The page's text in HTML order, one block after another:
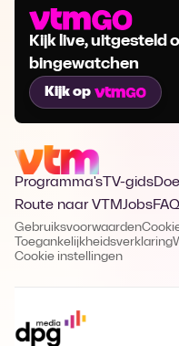
Kijk live, uitgesteld
bingewatchen
Kijk op
Programma's TV-gids
Route naar VTMJobsFAQ
Gebruiksvoorwaarden
Toegankelijkheidsverklaring
Cookie instellingen